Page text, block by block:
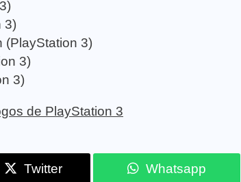
3)
(PlayStation 3)
3)
3)
de PlayStation 3
Twitter Whatsapp